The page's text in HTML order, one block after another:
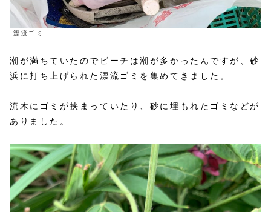
漂流ゴミ
潮が満ちていたのでビーチは潮が多かったんですが、砂
浜に打ち上げられた漂流ゴミを集めてきました。
流木にゴミが挟まっていたり、砂に埋もれたゴミなどが
ありました。